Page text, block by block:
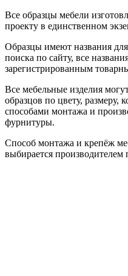
Все образцы мебели
проекту в единственном
Образцы имеют названия
поиска по сайту, все
зарегистрированным
Все мебельные изделия
образцов по цвету, размеру,
способами монтажа и
фурнитуры.
Способ монтажа и крепёж
выбирается